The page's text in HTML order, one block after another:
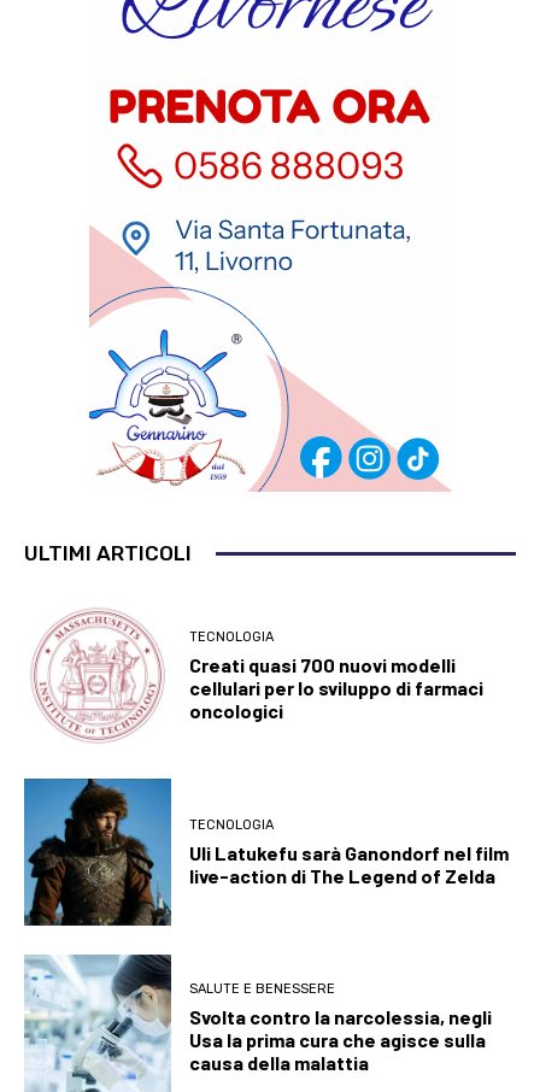
ULTIMI ARTICOLI
TECNOLOGIA
Creati quasi 700 nuovi modelli
cellulari per lo sviluppo di farmaci
oncologici
TECNOLOGIA
Uli Latukefu sarà Ganondorf nel film
live-action di The Legend of Zelda
SALUTE E BENESSERE
Svolta contro la narcolessia, negli
Usa la prima cura che agisce sulla
causa della malattia